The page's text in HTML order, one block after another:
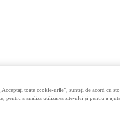
toate cookie-urile”, sunteți de acord cu
pentru a analiza utilizarea site-ului și pentru a